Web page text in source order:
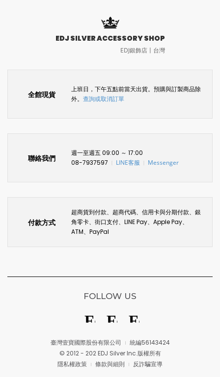
EDJ SILVER ACCESSORY SHOP
EDJ銀飾店〡台灣
全館現貨
上班日，下午五點前當天出貨。預購與訂製商品除
外。 查詢或取消訂單
聯絡我們
週一至週五 09:00 ～ 17:00
08-7937597
LINE客服 Messenger
付款方式
超商貨到付款、超商代碼、信用卡與分期付款、銀
角零卡、街口支付、LINE Pay、Apple Pay、
ATM、PayPal
臺灣壹寶國際股份有限公司
統編56143424
© 2012 - 202 EDJ Silver Inc.版權所有
隱私權政策
條款與細則 反詐騙宣導
FOLLOW US